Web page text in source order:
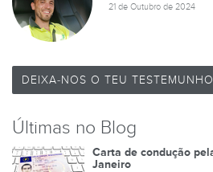
21 de Outubro de 2024
DEIXA-NOS O TEU TESTEMUNHO
Últimas no Blog
Carta de condução
Janeiro